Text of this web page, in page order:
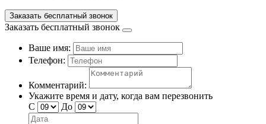
Заказать бесплатный звонок
Заказать бесплатный звонок
Ваше имя:
Телефон:
Комментарий:
Укажите время и дату, когда вам перезвонить
С
До